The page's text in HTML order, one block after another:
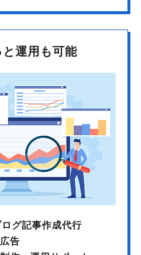
運用も可能
グ記事作成代行
告